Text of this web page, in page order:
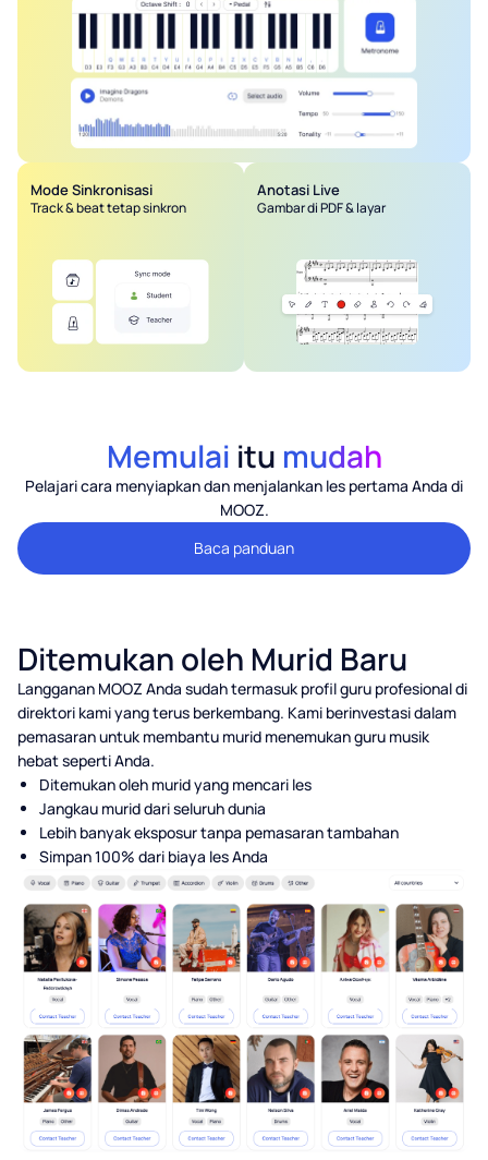
Mode Sinkronisasi
Track & beat tetap sinkron
Anotasi Live
Gambar di PDF & layar
Memulai itu mudah
Pelajari cara menyiapkan dan menjalankan les pertama Anda di
MOOZ.
Baca panduan
Ditemukan oleh Murid Baru
Langganan MOOZ Anda sudah termasuk profil guru profesional di
direktori kami yang terus berkembang. Kami berinvestasi dalam
pemasaran untuk membantu murid menemukan guru musik
hebat seperti Anda.
Ditemukan oleh murid yang mencari les
Jangkau murid dari seluruh dunia
Lebih banyak eksposur tanpa pemasaran tambahan
Simpan 100% dari biaya les Anda